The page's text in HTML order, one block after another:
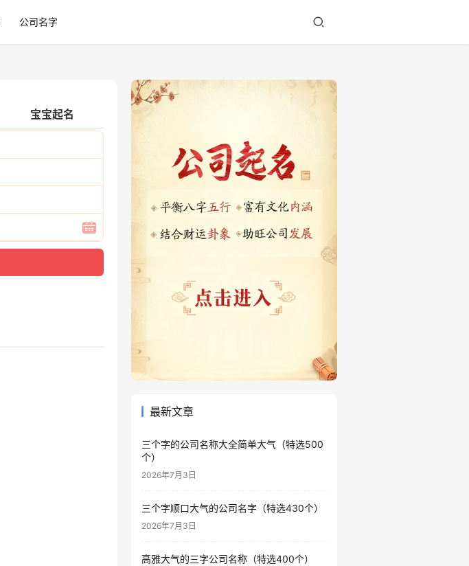
公司名字
宝宝起名
最新文章
三个字的公司名称大全简单大气（特选500
个）
2026年7月3日
三个字顺口大气的公司名字（特选430个）
2026年7月3日
高雅大气的三字公司名称（特选400个）